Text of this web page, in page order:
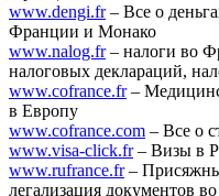
www.dengi.fr– Все о
Франции и Монако
www.nalog.fr– налоги во
налоговых деклараций,
www.cofrance.fr–
в Европу
www.cofrance.com – Все о
www.visa-click.fr– Визы в
www.rufrance.fr–
легализация документов